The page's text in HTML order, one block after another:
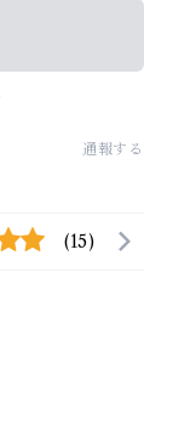
通報する
(15)